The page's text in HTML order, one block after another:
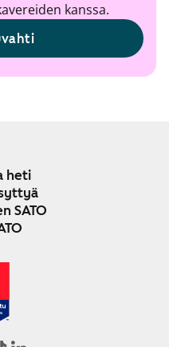
kanssa.
heti
SATO